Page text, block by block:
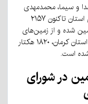
و سیما، محمدمهدی
فداکار در برنامه میز اقتصاد گفت در این استان تاکنون ۲۱۵۷
شده و از زمین‌های
تامین شده برای نهضت ملی مسکن در استان کرمان، ۱۸۲۰ هکتار
است.
در شورای